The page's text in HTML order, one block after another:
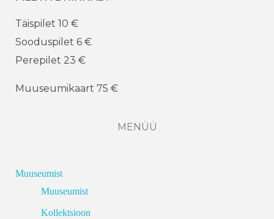
Täispilet 10 €
Sooduspilet 6 €
Perepilet 23 €
Muuseumikaart 75 €
MENÜÜ
Muuseumist
Muuseumist
Kollektsioon